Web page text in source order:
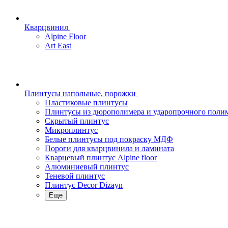
Кварцвинил
Alpine Floor
Art East
Плинтусы напольные, порожки
Пластиковые плинтусы
Плинтусы из дюрополимера и ударопрочного
Скрытый плинтус
Микроплинтус
Белые плинтусы под покраску МДФ
Пороги для кварцвинила и ламината
Кварцевый плинтус Alpine floor
Алюминиевый плинтус
Теневой плинтус
Плинтус Decor Dizayn
Еще